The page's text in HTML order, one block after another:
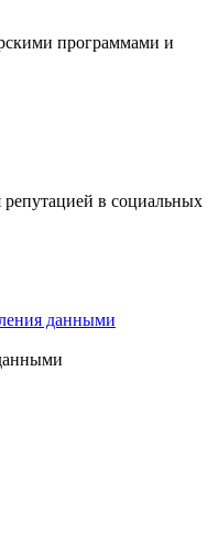
программами и
в социальных
данными